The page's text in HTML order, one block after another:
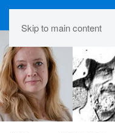
Skip to main content